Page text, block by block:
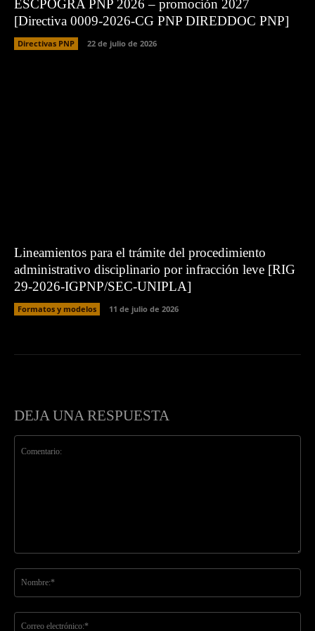
ESCPOGRA PNP 2026 – promoción 2027
[Directiva 0009-2026-CG PNP DIREDDOC PNP]
Directivas PNP 22 de julio de 2026
Lineamientos para el trámite del procedimiento
administrativo disciplinario por infracción leve [RIG
29-2026-IGPNP/SEC-UNIPLA]
Formatos y modelos 11 de julio de 2026
DEJA UNA RESPUESTA